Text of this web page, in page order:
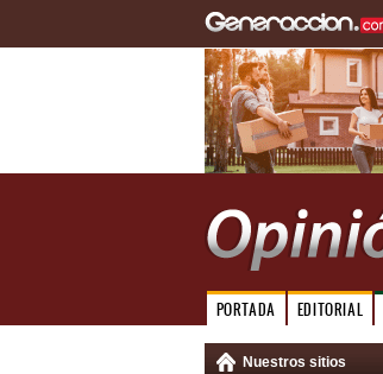
PORTADA EDITORIAL
Nuestros sitios